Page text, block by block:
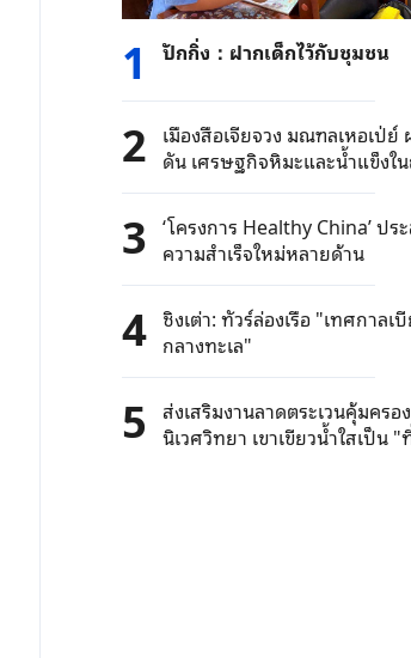
1 ปักกิ่ง：ฝากเด็กไว้กับชุมชน
2 เมืองสือเจียจวง มณฑลเหอเป่ย์
ดัน เศรษฐกิจหิมะและน้ำแข็งใ
ร้อน
3 ‘โครงการ Healthy China’ ปร
ความสำเร็จใหม่หลายด้าน
4 ชิงเต่า: ทัวร์ล่องเรือ "เทศกาลเ
กลางทะเล"
5
ส่งเสริมงานลาดตระเวนคุ้มครอง
นิเวศวิทยา เขาเขียวน้ำใสเป็น